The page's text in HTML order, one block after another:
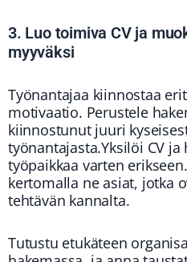
3. Luo toimiva CV ja
myyväksi
Työnantajaa kiinnostaa
motivaatio. Perustele
kiinnostunut juuri
työnantajasta.Yksilöi CV
työpaikkaa varten
kertomalla ne asiat, jotka
tehtävän kannalta.
Tutustu etukäteen